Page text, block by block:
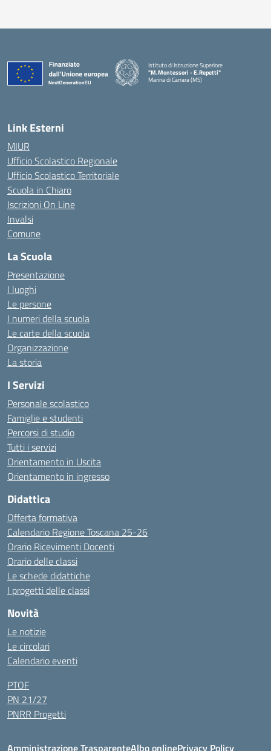
Istituto di Istruzione Superiore
"M.Montessori - E.Repetti"
Marina di Carrara (MS)
Link Esterni
MIUR
Ufficio Scolastico Regionale
Ufficio Scolastico Territoriale
Scuola in Chiaro
Iscrizioni On Line
Invalsi
Comune
La Scuola
Presentazione
I luoghi
Le persone
I numeri della scuola
Le carte della scuola
Organizzazione
La storia
I Servizi
Personale scolastico
Famiglie e studenti
Percorsi di studio
Tutti i servizi
Orientamento in Uscita
Orientamento in ingresso
Didattica
Offerta formativa
Calendario Regione Toscana 25-26
Orario Ricevimenti Docenti
Orario delle classi
Le schede didattiche
I progetti delle classi
Novità
Le notizie
Le circolari
Calendario eventi
PTOF
PN 21/27
PNRR Progetti
Amministrazione TrasparenteAlbo onlinePrivacy Policy